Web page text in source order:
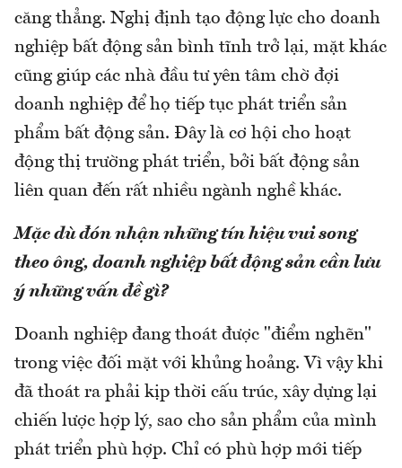
căng thẳng. Nghị định tạo động lực cho doanh
nghiệp bất động sản bình tĩnh trở lại, mặt khác
cũng giúp các nhà đầu tư yên tâm chờ đợi
doanh nghiệp để họ tiếp tục phát triển sản
phẩm bất động sản. Đây là cơ hội cho hoạt
động thị trường phát triển, bởi bất động sản
liên quan đến rất nhiều ngành nghề khác.
Mặc dù đón nhận những tín hiệu vui song
theo ông, doanh nghiệp bất động sản cần lưu
ý những vấn đề gì?
Doanh nghiệp đang thoát được "điểm nghẽn"
trong việc đối mặt với khủng hoảng. Vì vậy khi
đã thoát ra phải kịp thời cấu trúc, xây dựng lại
chiến lược hợp lý, sao cho sản phẩm của mình
phát triển phù hợp. Chỉ có phù hợp mới tiếp